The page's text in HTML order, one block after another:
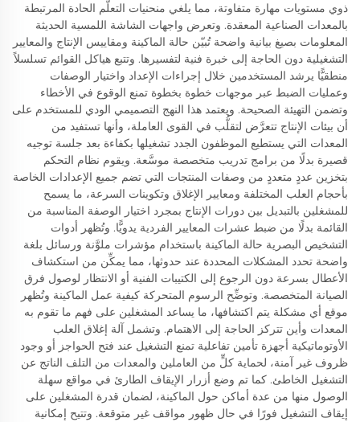
ذوي مستويات مهارة متفاوتة، مما يلغي منحنيات التعلُّم الحادة المرتبطة
بالمعدات الصناعية المعقدة. وتعرض واجهات الشاشة اللمسية الحديثة
المعلومات بصيغ بيانية واضحة تُبيّن حالة الماكينة ومقاييس الإنتاج والمعايير
التشغيلية دون الحاجة إلى خبرة فنية لتفسيرها. وتتبع هياكل القوائم تسلسلاً
منطقيًّا يرشد المستخدمين خلال إجراءات الإعداد واختيار الوصفات
وعمليات الضبط عبر موجهات خطوة بخطوة تمنع الوقوع في الأخطاء
وتضمن التهيئة الصحيحة. ويعتمد هذا النهج التصميمي الودي للمستخدم على
أن بيئات الإنتاج تتعرَّض لتقلُّب في القوى العاملة، وأنها تستفيد من
المعدات التي يستطيع الموظفون الجدد تشغيلها بكفاءة بعد جلسة توجيه
قصيرة بدلًا من برامج تدريب متخصصة موسَّعة. ويقوم نظام التحكم
بتخزين عددٍ متعددٍ من وصفات المنتجات التي تضم جميع الإعدادات الخاصة
بأحجام العلب المختلفة ومعايير الإغلاق وتكوينات السرعة، ما يسمح
للمشغلين بالتبديل بين دورات الإنتاج بمجرد اختيار الوصفة المناسبة من
القائمة بدلًا من ضبط عشرات المعايير الفردية يدويًّا. وتُظهر أدوات
التشخيص البصرية حالة الماكينة باستخدام مؤشرات ملوَّنة ورسائل بلغة
واضحة تحدد المشكلات المحددة عند حدوثها، مما يمكِّن من استكشاف
الأعطال بسرعة دون الرجوع إلى الكتيبات الفنية أو الانتظار لوصول فرق
الصيانة المتخصصة. وتوضِّح الرسوم المتحركة كيفية عمل الماكينة وتُظهر
موقع أي مشكلة يتم اكتشافها، ما يساعد المشغلين على فهم ما تقوم به
المعدات وأين تتركز الحاجة إلى الاهتمام. وتشمل آلة إغلاق العلب
الأوتوماتيكية أجهزة تأمين تفاعلية تمنع التشغيل عند فتح الحواجز أو وجود
ظروف غير آمنة، لحماية كلٍّ من العاملين والمعدات من التلف الناتج عن
التشغيل الخاطئ. كما تم وضع أزرار الإيقاف الطارئ في مواقع سهلة
الوصول منها من عدة أماكن حول الماكينة، لضمان قدرة المشغلين على
إيقاف التشغيل فورًا في حال ظهور مواقف غير متوقعة. وتتيح إمكانية